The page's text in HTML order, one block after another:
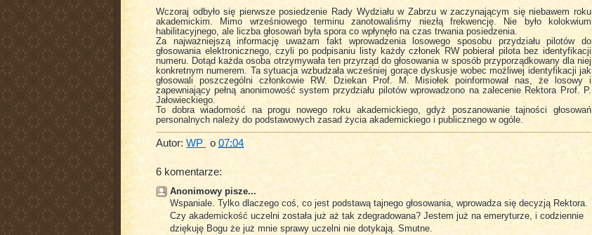
Wczoraj odbyło się pierwsze posiedzenie Rady Wydziału w Zabrzu w zaczynającym się niebawem roku
akademickim. Mimo wrześniowego terminu zanotowaliśmy niezłą frekwencję. Nie było kolokwium
habilitacyjnego, ale liczba głosowań była spora co wpłynęło na czas trwania posiedzenia.
Za najważniejszą informację uważam fakt wprowadzenia losowego sposobu przydziału pilotów do
głosowania elektronicznego, czyli po podpisaniu listy każdy członek RW pobierał pilota bez identyfikacji
numeru. Dotąd każda osoba otrzymywała ten przyrząd do głosowania w sposób przyporządkowany dla niej
konkretnym numerem. Ta sytuacja wzbudzała wcześniej gorące dyskusje wobec możliwej identyfikacji jak
głosowali poszczególni członkowie RW. Dziekan Prof. M. Misiołek poinformował nas, że losowy i
zapewniający pełną anonimowość system przydziału pilotów wprowadzono na zalecenie Rektora Prof. P.
Jałowieckiego.
To dobra wiadomość na progu nowego roku akademickiego, gdyż poszanowanie tajności głosowań
personalnych należy do podstawowych zasad życia akademickiego i publicznego w ogóle.
Autor: WP o 07:04
6 komentarze:
Anonimowy pisze...
Wspaniale. Tylko dlaczego coś, co jest podstawą tajnego głosowania, wprowadza się decyzją Rektora.
Czy akademickość uczelni została już aż tak zdegradowana? Jestem już na emeryturze, i codziennie
dziękuję Bogu że już mnie sprawy uczelni nie dotykają. Smutne.